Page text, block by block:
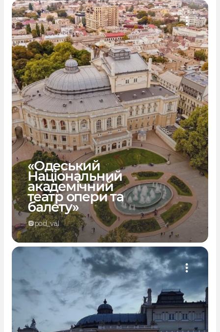
«Одеський
Національний
академічний
театр опери та
балету»
pod_val